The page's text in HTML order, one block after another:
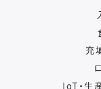
充
IoT・生